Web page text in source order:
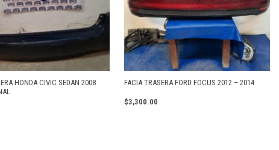
HONDA CIVIC SEDAN 2008
FACIA TRASERA FORD FOCUS 2012 – 2014
$3,300.00